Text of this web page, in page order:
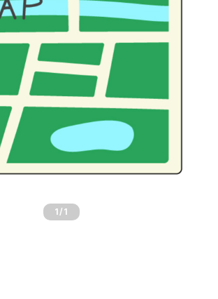
1 /1